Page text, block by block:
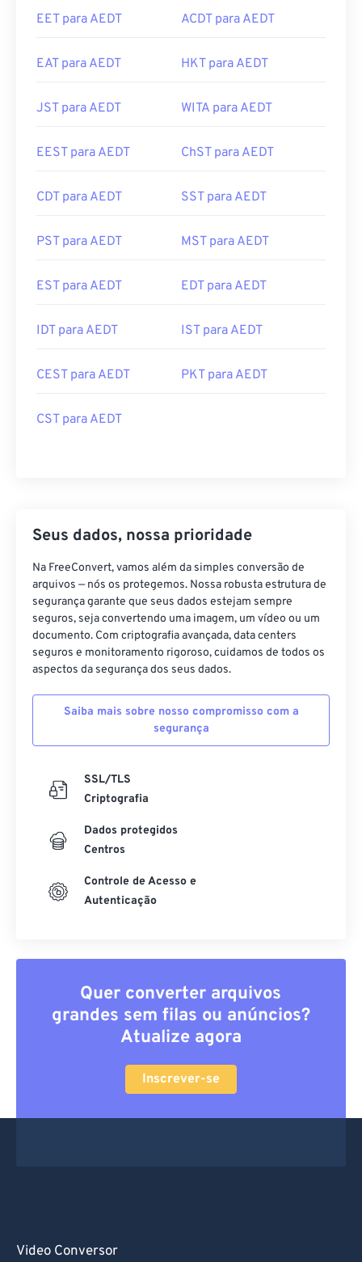
EET para AEDT ACDT para AEDT
EAT para AEDT HKT para AEDT
JST para AEDT WITA para AEDT
EEST para AEDT ChST para AEDT
CDT para AEDT SST para AEDT
PST para AEDT MST para AEDT
EST para AEDT EDT para AEDT
IDT para AEDT IST para AEDT
CEST para AEDT PKT para AEDT
CST para AEDT
Seus dados, nossa prioridade
Na FreeConvert, vamos além da simples conversão de
arquivos — nós os protegemos. Nossa robusta estrutura de
segurança garante que seus dados estejam sempre
seguros, seja convertendo uma imagem, um vídeo ou um
documento. Com criptografia avançada, data centers
seguros e monitoramento rigoroso, cuidamos de todos os
aspectos da segurança dos seus dados.
Saiba mais sobre nosso compromisso com a
segurança
SSL/TLS
Criptografia
Dados protegidos
Centros
Controle de Acesso e
Autenticação
Quer converter arquivos
grandes sem filas ou anúncios?
Atualize agora
Inscrever-se
Video Conversor